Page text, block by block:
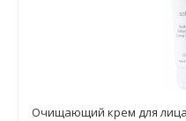
Очищающий крем для